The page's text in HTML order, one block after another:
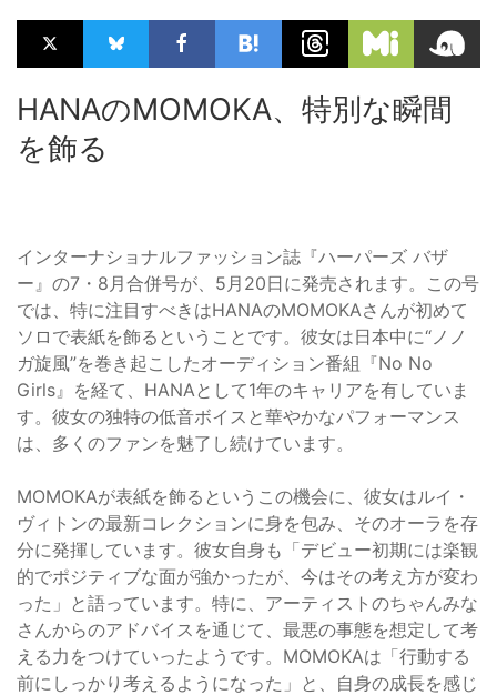
HANAのMOMOKA、特別な瞬間
を飾る
インターナショナルファッション誌『ハーパーズ バザ
ー』の7・8月合併号が、5月20日に発売されます。この号
では、特に注目すべきはHANAのMOMOKAさんが初めて
ソロで表紙を飾るということです。彼女は日本中に“ノノ
ガ旋風”を巻き起こしたオーディション番組『No No
Girls』を経て、HANAとして1年のキャリアを有していま
す。彼女の独特の低音ボイスと華やかなパフォーマンス
は、多くのファンを魅了し続けています。
MOMOKAが表紙を飾るというこの機会に、彼女はルイ・
ヴィトンの最新コレクションに身を包み、そのオーラを存
分に発揮しています。彼女自身も「デビュー初期には楽観
的でポジティブな面が強かったが、今はその考え方が変わ
った」と語っています。特に、アーティストのちゃんみな
さんからのアドバイスを通じて、最悪の事態を想定して考
える力をつけていったようです。MOMOKAは「行動する
前にしっかり考えるようになった」と、自身の成長を感じ